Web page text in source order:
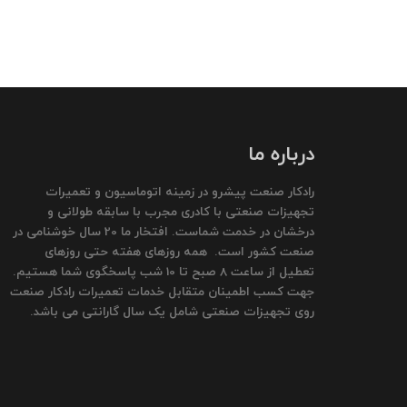
درباره ما
رادکار صنعت پیشرو در زمینه اتوماسیون و تعمیرات
تجهیزات صنعتی با کادری مجرب با سابقه طولانی و
درخشان در خدمت شماست. افتخار ما 20 سال خوشنامی در
صنعت کشور است. همه روزهای هفته حتی روزهای
تعطیل از ساعت 8 صبح تا 10 شب پاسخگوی شما هستیم.
جهت کسب اطمینان متقابل خدمات تعمیرات رادکار صنعت
روی تجهیزات صنعتی شامل یک سال گارانتی می باشد.